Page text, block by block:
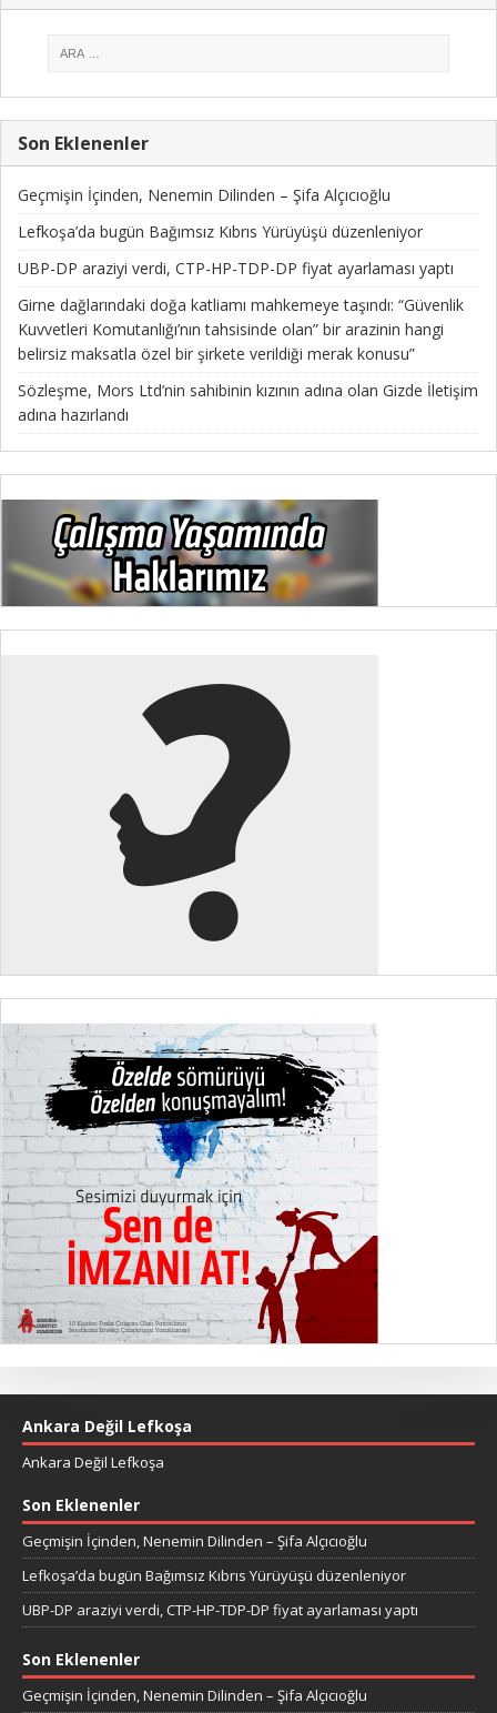
Son Eklenenler
Geçmişin İçinden, Nenemin Dilinden – Şifa Alçıcıoğlu
Lefkoşa’da bugün Bağımsız Kıbrıs Yürüyüşü düzenleniyor
UBP-DP araziyi verdi, CTP-HP-TDP-DP fiyat ayarlaması yaptı
Girne dağlarındaki doğa katliamı mahkemeye taşındı: “Güvenlik
Kuvvetleri Komutanlığı’nın tahsisinde olan” bir arazinin hangi
belirsiz maksatla özel bir şirkete verildiği merak konusu”
Sözleşme, Mors Ltd’nin sahibinin kızının adına olan Gizde İletişim
adına hazırlandı
Ankara Değil Lefkoşa
Ankara Değil Lefkoşa
Son Eklenenler
Geçmişin İçinden, Nenemin Dilinden – Şifa Alçıcıoğlu
Lefkoşa’da bugün Bağımsız Kıbrıs Yürüyüşü düzenleniyor
UBP-DP araziyi verdi, CTP-HP-TDP-DP fiyat ayarlaması yaptı
Son Eklenenler
Geçmişin İçinden, Nenemin Dilinden – Şifa Alçıcıoğlu